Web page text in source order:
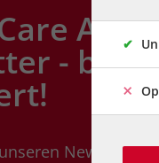
-
Newsletter